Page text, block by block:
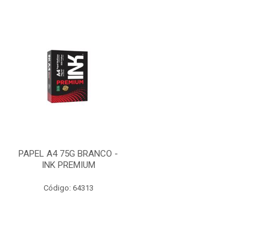
PAPEL A4 75G BRANCO -
INK PREMIUM
Código: 64313